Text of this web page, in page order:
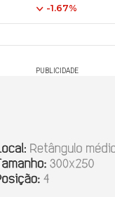
-1.67%
PUBLICIDADE